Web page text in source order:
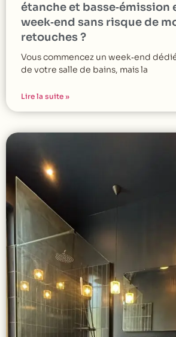
étanche et basse‑émission
week‑end sans risque de
retouches ?
Vous commencez un week‑end
de votre salle de bains, mais la
Lire la suite »